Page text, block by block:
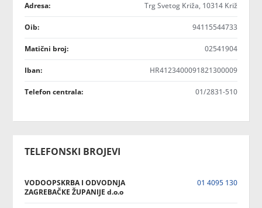
Adresa: Trg Svetog Križa, 10314 Križ
Oib: 94115544733
Matični broj: 02541904
Iban: HR4123400091821300009
Telefon centrala: 01/2831-510
TELEFONSKI BROJEVI
VODOOPSKRBA I ODVODNJA
ZAGREBAČKE ŽUPANIJE d.o.o
01 4095 130